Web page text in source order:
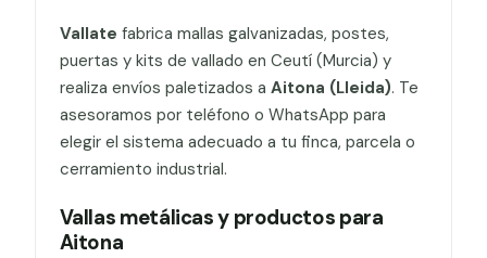
Vallate fabrica mallas galvanizadas, postes,
puertas y kits de vallado en Ceutí (Murcia) y
realiza envíos paletizados a Aitona (Lleida). Te
asesoramos por teléfono o WhatsApp para
elegir el sistema adecuado a tu finca, parcela o
cerramiento industrial.
Vallas metálicas y productos para
Aitona